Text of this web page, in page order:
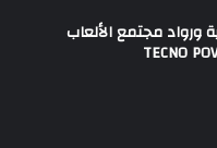
ورواد مجتمع الألعاب